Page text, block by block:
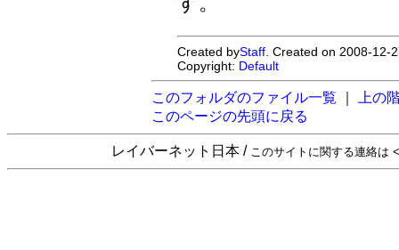
Created byStaff . Created on 2008-
Copyright: Default
このフォルダのファイル一覧
上の
このページの先頭に戻る
レイバーネット日本 / このサイトに関する連絡は